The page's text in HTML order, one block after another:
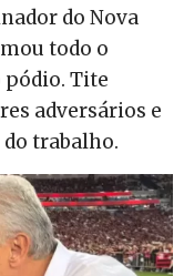
do Nova
todo o
pódio. Tite
adversários e
trabalho.